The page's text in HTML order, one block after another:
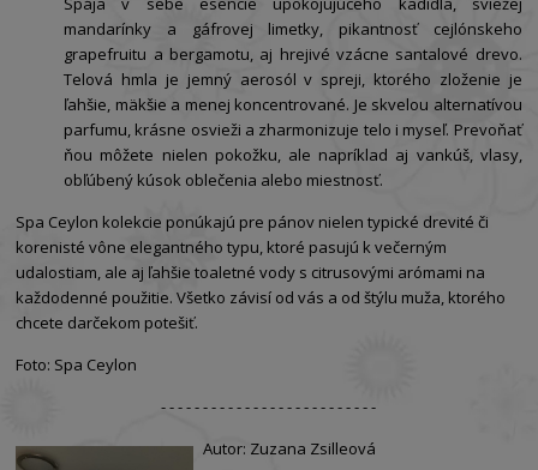
mandarínky a gáfrovej limetky, pikantnosť cejlónskeho
grapefruitu a bergamotu, aj hrejivé vzácne santalové drevo.
Telová hmla je jemný aerosól v spreji, ktorého zloženie je
ľahšie, mäkšie a menej koncentrované. Je skvelou alternatívou
parfumu, krásne osvieži a zharmonizuje telo i myseľ. Prevoňať
ňou môžete nielen pokožku, ale napríklad aj vankúš, vlasy,
obľúbený kúsok oblečenia alebo miestnosť.
Spa Ceylon kolekcie ponúkajú pre pánov nielen typické drevité či
korenisté vône elegantného typu, ktoré pasujú k večerným
udalostiam, ale aj ľahšie toaletné vody s citrusovými arómami na
každodenné použitie. Všetko závisí od vás a od štýlu muža, ktorého
chcete darčekom potešiť.
Foto: Spa Ceylon
- - - - - - - - - - - - - - - - - - - - - - - - - -
Autor: Zuzana Zsilleová